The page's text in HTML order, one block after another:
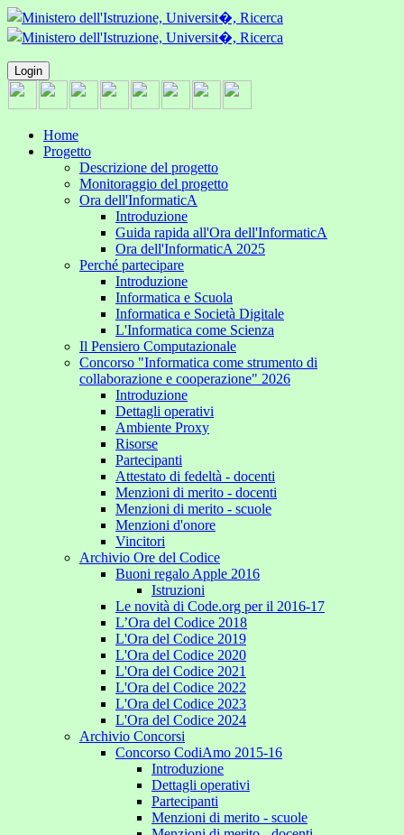
Login
Home
Progetto
Descrizione del progetto
Monitoraggio del progetto
Ora dell'InformaticA
Introduzione
Guida rapida all'Ora dell'InformaticA
Ora dell'InformaticA 2025
Perché partecipare
Introduzione
Informatica e Scuola
Informatica e Società Digitale
L'Informatica come Scienza
Il Pensiero Computazionale
Concorso "Informatica come strumento di
collaborazione e cooperazione" 2026
Introduzione
Dettagli operativi
Ambiente Proxy
Risorse
Partecipanti
Attestato di fedeltà - docenti
Menzioni di merito - docenti
Menzioni di merito - scuole
Menzioni d'onore
Vincitori
Archivio Ore del Codice
Buoni regalo Apple 2016
Istruzioni
Le novità di Code.org per il 2016-17
L’Ora del Codice 2018
L'Ora del Codice 2019
L'Ora del Codice 2020
L'Ora del Codice 2021
L'Ora del Codice 2022
L'Ora del Codice 2023
L'Ora del Codice 2024
Archivio Concorsi
Concorso CodiAmo 2015-16
Introduzione
Dettagli operativi
Partecipanti
Menzioni di merito - scuole